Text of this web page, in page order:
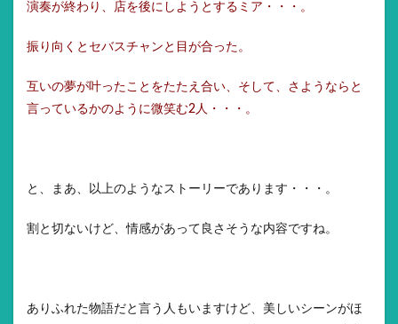
演奏が終わり、店を後にしようとするミア・・・。
振り向くとセバスチャンと目が合った。
互いの夢が叶ったことをたたえ合い、そして、さようならと
言っているかのように微笑む2人・・・。
と、まあ、以上のようなストーリーであります・・・。
割と切ないけど、情感があって良さそうな内容ですね。
ありふれた物語だと言う人もいますけど、美しいシーンがほ